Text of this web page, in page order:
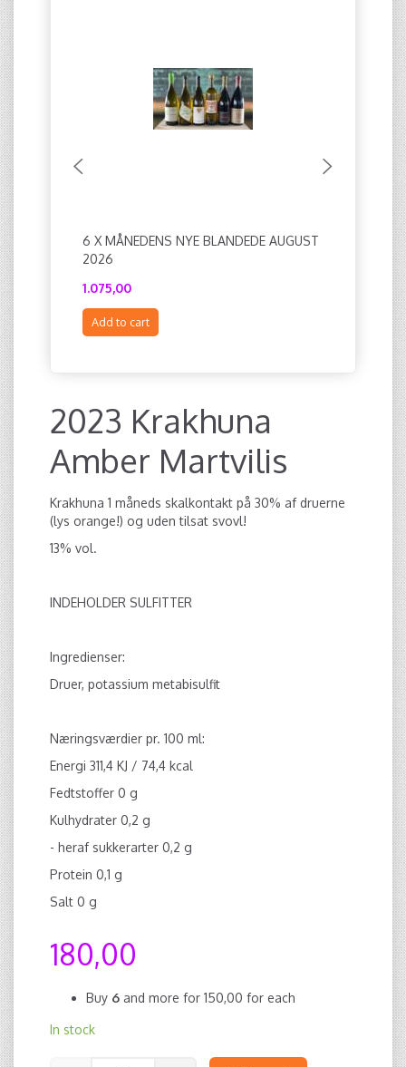
6 X MÅNEDENS NYE BLANDEDE AUGUST
2026
1.075,00
Add to cart
2020
Add to
2023 Krakhuna
Amber Martvilis
Krakhuna 1 måneds skalkontakt på 30% af druerne
(lys orange!) og uden tilsat svovl!
13% vol.
INDEHOLDER SULFITTER
Ingredienser:
Druer, potassium metabisulfit
Næringsværdier pr. 100 ml:
Energi 311,4 KJ / 74,4 kcal
Fedtstoffer 0 g
Kulhydrater 0,2 g
- heraf sukkerarter 0,2 g
Protein 0,1 g
Salt 0 g
180,00
Buy 6 and more for 150,00 for each
In stock